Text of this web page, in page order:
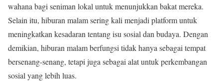
wahana bagi seniman lokal untuk menunjukkan bakat mereka.
Selain itu, hiburan malam sering kali menjadi platform untuk
meningkatkan kesadaran tentang isu sosial dan budaya. Dengan
demikian, hiburan malam berfungsi tidak hanya sebagai tempat
bersenang-senang, tetapi juga sebagai alat untuk perkembangan
sosial yang lebih luas.